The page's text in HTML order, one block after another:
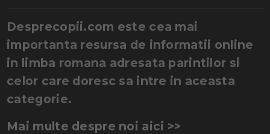
Desprecopii.com este cea mai
importanta resursa de informatii online
in limba romana adresata parintilor si
celor care doresc sa intre in aceasta
categorie.
Mai multe despre noi aici >>